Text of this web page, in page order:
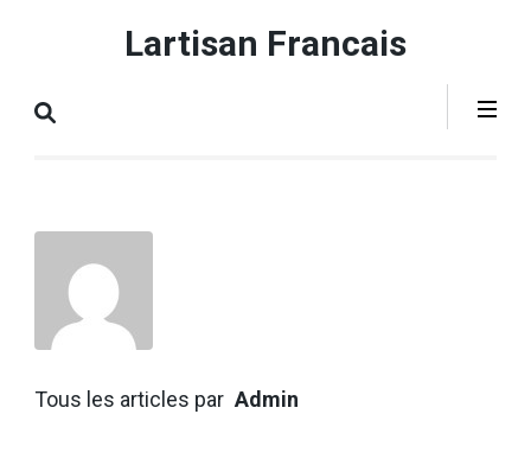
(Pressez
Lartisan Francais
Tous les articles par Admin